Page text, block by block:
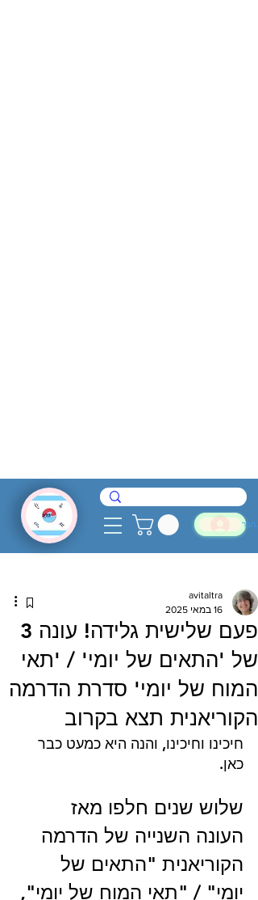
פעם שלישית גלידה! עונה 3
של 'התאים של יומי' / 'תאי
המוח של יומי' סדרת הדרמה
הקוריאנית תצא בקרוב
avitaltra
16 במאי 2025
חיכינו וחיכינו, והנה היא כמעט כבר
כאן.
שלוש שנים חלפו מאז
העונה השנייה של הדרמה
הקוריאנית "התאים של
יומי" / "תאי המוח של יומי",